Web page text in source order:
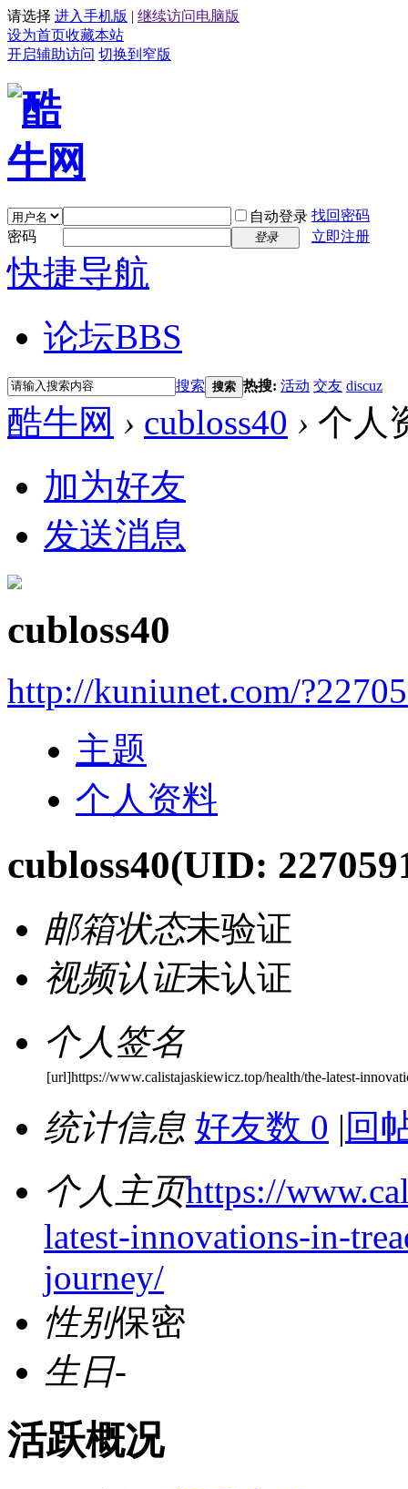
请选择 进入手机版 | 继续访问电脑版
设为首页收藏本站
开启辅助访问 切换到窄版
自动登录 找回密码
密码
登录 立即注册
快捷导航
论坛BBS
搜索 搜索 热搜: 活动 交友 discuz
酷牛网 › cubloss40 › 个人
加为好友
发送消息
cubloss40
http://kuniunet.com/
主题
个人资料
cubloss40(UID:
邮箱状态未验证
视频认证未认证
个人签名
[url]https://www.calistajaskiewicz.top/health/the-latest-
统计信息 好友数 0 | 回
个人主页https://
latest-innovations-in-
journey/
性别保密
生日-
活跃概况